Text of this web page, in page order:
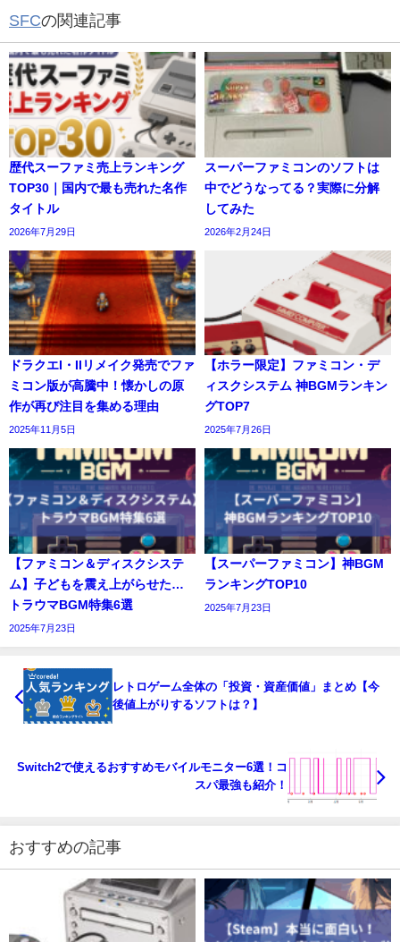
SFCの関連記事
歴代スーファミ売上ランキング
TOP30｜国内で最も売れた名作
タイトル
2026年7月29日
スーパーファミコンのソフトは
中でどうなってる？実際に分解
してみた
2026年2月24日
ドラクエI・IIリメイク発売でファ
ミコン版が高騰中！懐かしの原
作が再び注目を集める理由
2025年11月5日
【ホラー限定】ファミコン・デ
ィスクシステム 神BGMランキン
グTOP7
2025年7月26日
【ファミコン＆ディスクシステ
ム】子どもを震え上がらせた…
トラウマBGM特集6選
2025年7月23日
【スーパーファミコン】神BGM
ランキングTOP10
2025年7月23日
レトロゲーム全体の「投資・資産価値」まとめ【今
後値上がりするソフトは？】
Switch2で使えるおすすめモバイルモニター6選！コ
スパ最強も紹介！
おすすめの記事